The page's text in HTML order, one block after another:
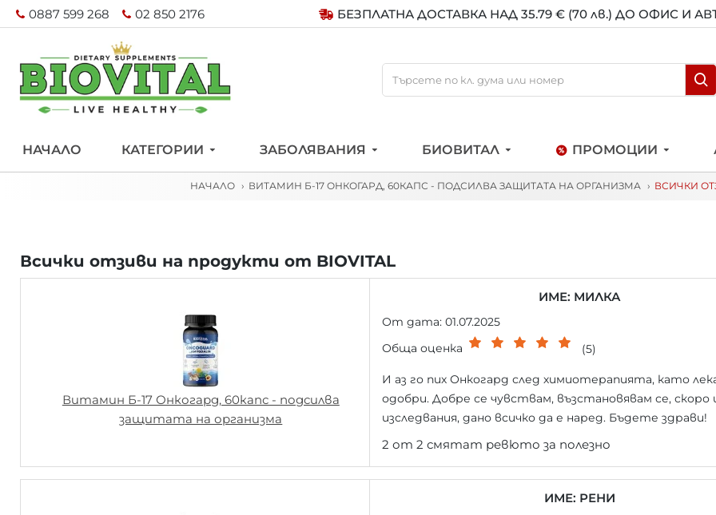
0887 599 268 02 850 2176 БЕЗПЛАТНА ДОСТАВКА НАД 35.79 € (70 лв.) ДО ОФИС И
НАЧАЛО КАТЕГОРИИ ЗАБОЛЯВАНИЯ БИОВИТАЛ ПРОМОЦИИ
НАЧАЛО ВИТАМИН Б-17 ОНКОГАРД, 60КАПС - ПОДСИЛВА ЗАЩИТАТА НА ОРГАНИЗМА ВСИЧКИ
Всички отзиви на продукти от BIOVITAL
Витамин Б-17 Онкогард, 60капс - подсилва
защитата на организма
ИМЕ: МИЛКА
От дата: 01.07.2025
Обща оценка
(5)
И аз го пих Онкогард след химиотерапията, като
одобри. Добре се чувствам, възстановявам се, скоро
изследвания, дано всичко да е наред. Бъдете здрави!
2 от 2 смятат ревюто за полезно
ИМЕ: РЕНИ